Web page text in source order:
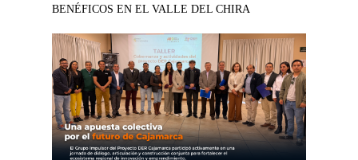
BENÉFICOS EN EL VALLE DEL CHIRA